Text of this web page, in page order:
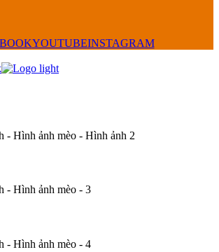
YOUTUBEINSTAGRAM